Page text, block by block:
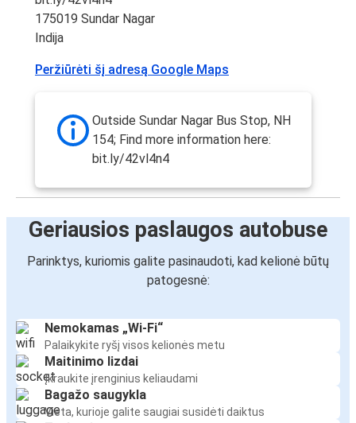
175019 Sundar Nagar
Indija
Peržiūrėti šį adresą Google Maps
Outside Sundar Nagar Bus Stop, NH
154; Find more information here:
bit.ly/42vl4n4
Geriausios paslaugos autobuse
Parinktys, kuriomis galite pasinaudoti, kad kelionė būtų
patogesnė:
Nemokamas „Wi-Fi“
Palaikykite ryšį visos kelionės metu
Maitinimo lizdai
Įkraukite įrenginius keliaudami
Bagažo saugykla
Vieta, kurioje galite saugiai susidėti daiktus